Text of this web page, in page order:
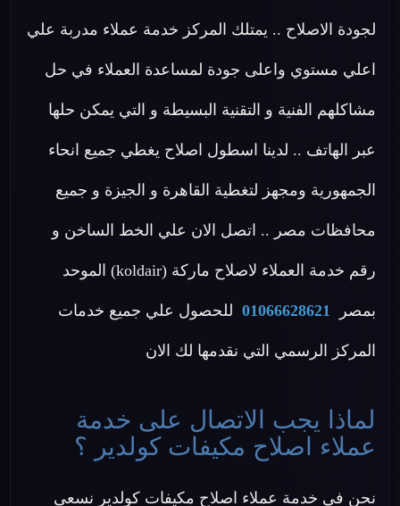
لجودة الاصلاح .. يمتلك المركز خدمة عملاء مدربة علي
اعلي مستوي واعلى جودة لمساعدة العملاء في حل
مشاكلهم الفنية و التقنية البسيطة و التي يمكن حلها
عبر الهاتف .. لدينا اسطول اصلاح يغطي جميع انحاء
الجمهورية ومجهز لتغطية القاهرة و الجيزة و جميع
محافظات مصر .. اتصل الان علي الخط الساخن و
رقم خدمة العملاء لاصلاح ماركة (koldair) الموحد
بمصر 01066628621 للحصول علي جميع خدمات
المركز الرسمي التي نقدمها لك الان
لماذا يجب الاتصال على خدمة
عملاء اصلاح مكيفات كولدير ؟
نحن في خدمة عملاء اصلاح مكيفات كولدير نسعى